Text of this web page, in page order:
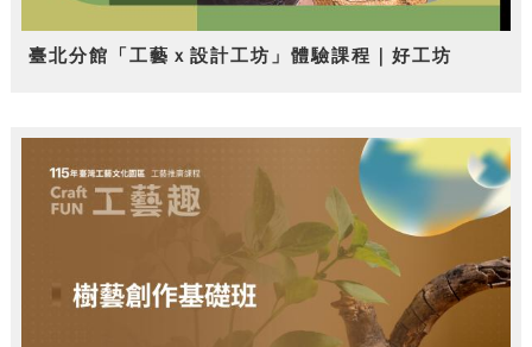
臺北分館「工藝ｘ設計工坊」體驗課程｜好工坊